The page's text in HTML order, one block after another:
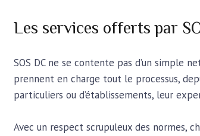
Les services offerts par
SOS DC ne se contente pas d’un simple
prennent en charge tout le processus,
particuliers ou d’établissements, leur
Avec un respect scrupuleux des normes,